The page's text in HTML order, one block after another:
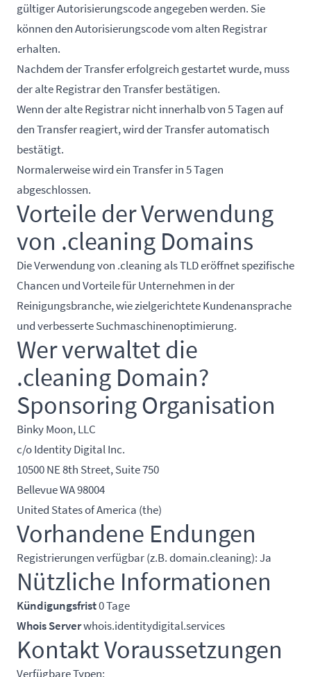
gültiger Autorisierungscode angegeben werden. Sie
können den Autorisierungscode vom alten Registrar
erhalten.
Nachdem der Transfer erfolgreich gestartet wurde, muss
der alte Registrar den Transfer bestätigen.
Wenn der alte Registrar nicht innerhalb von 5 Tagen auf
den Transfer reagiert, wird der Transfer automatisch
bestätigt.
Normalerweise wird ein Transfer in 5 Tagen
abgeschlossen.
Vorteile der Verwendung
von .cleaning Domains
Die Verwendung von .cleaning als TLD eröffnet spezifische
Chancen und Vorteile für Unternehmen in der
Reinigungsbranche, wie zielgerichtete Kundenansprache
und verbesserte Suchmaschinenoptimierung.
Wer verwaltet die
.cleaning Domain?
Sponsoring Organisation
Binky Moon, LLC
c/o Identity Digital Inc.
10500 NE 8th Street, Suite 750
Bellevue WA 98004
United States of America (the)
Vorhandene Endungen
Registrierungen verfügbar (z.B. domain.cleaning): Ja
Nützliche Informationen
Kündigungsfrist0 Tage
Whois Serverwhois.identitydigital.services
Kontakt Voraussetzungen
Verfügbare Typen: